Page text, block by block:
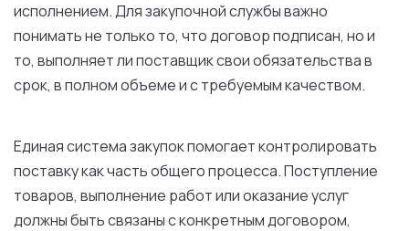
исполнением. Для закупочной службы важно
понимать не только то, что договор подписан, но и
то, выполняет ли поставщик свои обязательства в
срок, в полном объеме и с требуемым качеством.
Единая система закупок помогает контролировать
поставку как часть общего процесса. Поступление
товаров, выполнение работ или оказание услуг
должны быть связаны с конкретным договором,